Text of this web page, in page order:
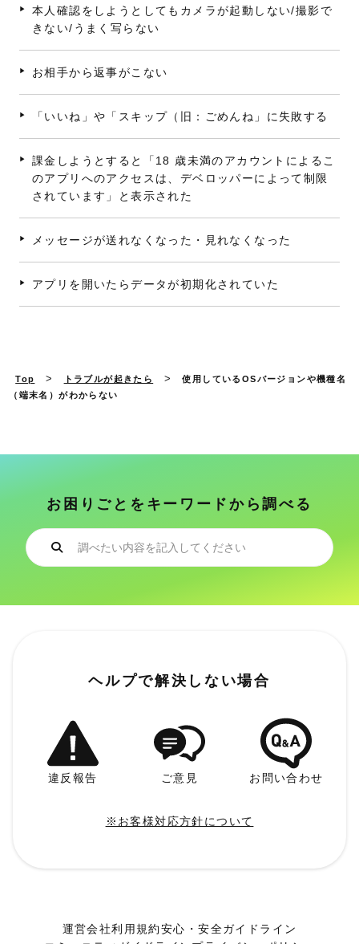
本人確認をしようとしてもカメラが起動しない/撮影で
きない/うまく写らない
お相手から返事がこない
「いいね」や「スキップ（旧：ごめんね」に失敗する
課金しようとすると「18 歳未満のアカウントによるこ
のアプリへのアクセスは、デベロッパーによって制限
されています」と表示された
メッセージが送れなくなった・見れなくなった
アプリを開いたらデータが初期化されていた
Top > トラブルが起きたら >
使用しているOSバージョンや機種名
（端末名）がわからない
お困りごとをキーワードから調べる
ヘルプで解決しない場合
違反報告 ご意見 お問い合わせ
※お客様対応方針について
運営会社利用規約安心・安全ガイドライン